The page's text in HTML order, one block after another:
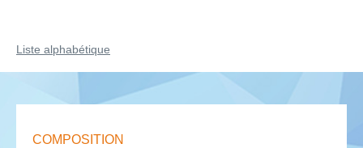
Liste alphabétique
COMPOSITION